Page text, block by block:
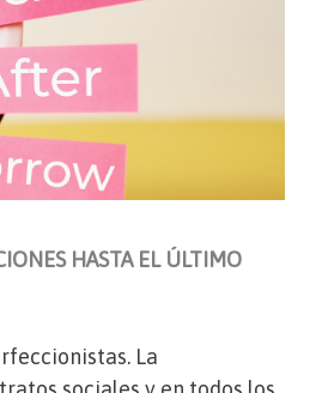
HASTA EL ÚLTIMO
La